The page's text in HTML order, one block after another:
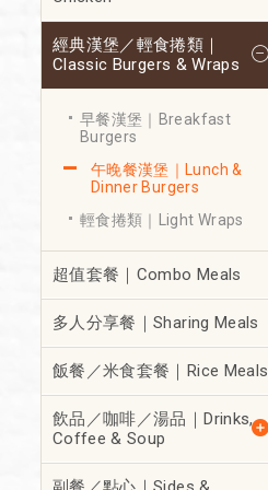
經典漢堡／輕食捲類｜
Classic Burgers & Wraps
早餐漢堡｜Breakfast
Burgers
午晚餐漢堡｜Lunch &
Dinner Burgers
輕食捲類｜Light Wraps
超值套餐｜Combo Meals
多人分享餐｜Sharing Meals
飯餐／米食套餐｜Rice Meals
飲品／咖啡／湯品｜Drinks,
Coffee & Soup